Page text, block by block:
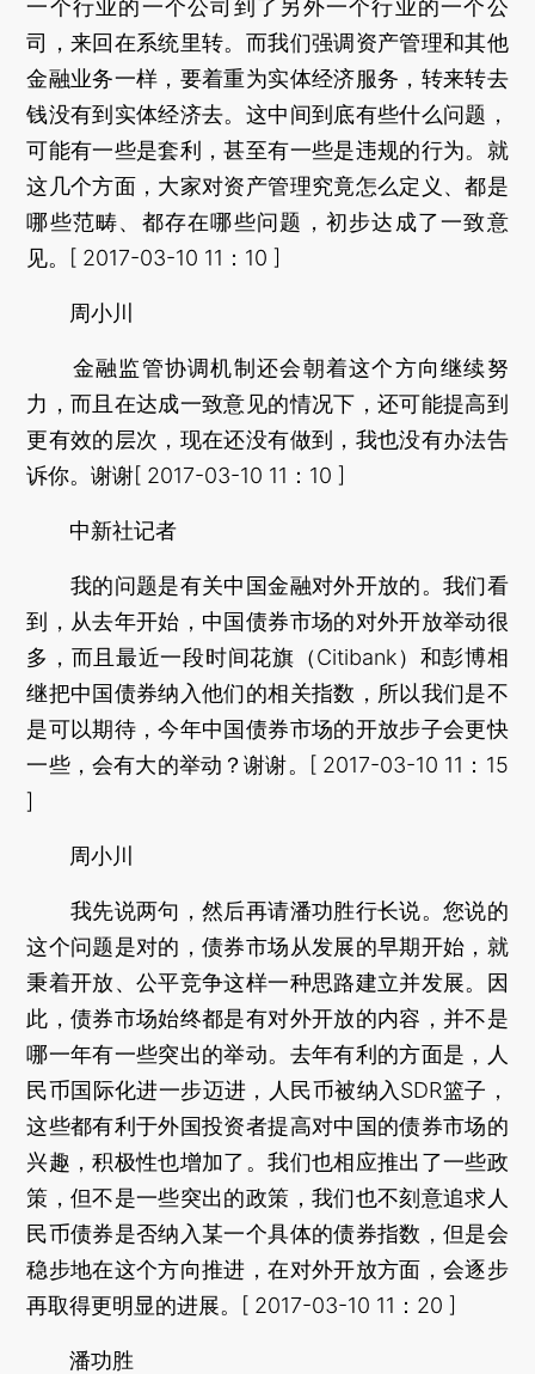
一个行业的一个公司到了另外一个行业的一个公
司，来回在系统里转。而我们强调资产管理和其他
金融业务一样，要着重为实体经济服务，转来转去
钱没有到实体经济去。这中间到底有些什么问题，
可能有一些是套利，甚至有一些是违规的行为。就
这几个方面，大家对资产管理究竟怎么定义、都是
哪些范畴、都存在哪些问题，初步达成了一致意
见。[ 2017-03-10 11：10 ]
周小川
金融监管协调机制还会朝着这个方向继续努
力，而且在达成一致意见的情况下，还可能提高到
更有效的层次，现在还没有做到，我也没有办法告
诉你。谢谢[ 2017-03-10 11：10 ]
中新社记者
我的问题是有关中国金融对外开放的。我们看
到，从去年开始，中国债券市场的对外开放举动很
多，而且最近一段时间花旗（Citibank）和彭博相
继把中国债券纳入他们的相关指数，所以我们是不
是可以期待，今年中国债券市场的开放步子会更快
一些，会有大的举动？谢谢。[ 2017-03-10 11：15
]
周小川
我先说两句，然后再请潘功胜行长说。您说的
这个问题是对的，债券市场从发展的早期开始，就
秉着开放、公平竞争这样一种思路建立并发展。因
此，债券市场始终都是有对外开放的内容，并不是
哪一年有一些突出的举动。去年有利的方面是，人
民币国际化进一步迈进，人民币被纳入SDR篮子，
这些都有利于外国投资者提高对中国的债券市场的
兴趣，积极性也增加了。我们也相应推出了一些政
策，但不是一些突出的政策，我们也不刻意追求人
民币债券是否纳入某一个具体的债券指数，但是会
稳步地在这个方向推进，在对外开放方面，会逐步
再取得更明显的进展。[ 2017-03-10 11：20 ]
潘功胜